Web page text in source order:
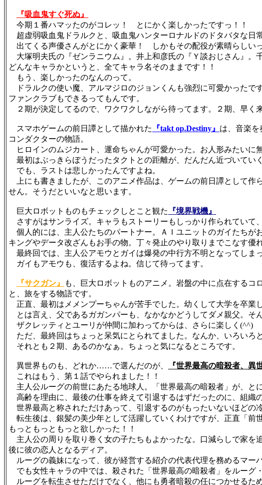
『吸血鬼すぐ死ぬ』
今期１番ハマッたのがコレッ！ とにかく楽しかったですっ！！
超虚弱吸血鬼ドラルクと、吸血鬼ハンターロナルドのドタバタな日
出てくる声優さんがとにかく豪華！ しかもその配役が素晴らしいっ
大塚明夫氏の『ゼンラニウム』。井上和彦氏の『Ｙ談おじさん』
どんなキャラかというと、全てキャラ名そのままです！！
もう、楽しかったのなんのって。
ドラルクの使い魔、アルマジロのジョンくんも強烈に可愛かったで
ファンクラブもできるってもんです。
２期が決定してるので、ワクワクしながら待ってます。２期、早く
スマホゲームの前日譚として描かれた 『takt op.Destiny』 は、音楽
コンダクターの物語。
ヒロインのムジカート、運命ちゃんが可愛かった。お人形みたいに
最初はぶっきらぼうだったタクトとの距離が、だんだん近づいて
でも、ラストは悲しかったんですよね。
上にも書きましたが、このアニメ作品は、ゲームの前日譚として作
せん。そうだといいなと思います。
巨大ロボットものもチェックしとこと観た
『境界戦機』
さすがはサンライズ。キャラもストーリーもしっかり作られていて
個人的には、主人公たちのパートナー。ＡＩユニットのガイたちが
キングやデータ改ざんもお手の物。丁々発止のやり取りまでこなす優れ
最終回では、主人公アモウとガイは爆発の中行方不明となってしま
ガイもアモウも、復活するよね。信じて待ってます。
『サクガン』
も、巨大ロボットものアニメ。岩盤の中に点在する
と、旅をする物語です。
正直、最初はメメンプーちゃんが苦手でした。幼くして大学を卒業
とは言え、父であるガガンパーも、なかなかどうしてダメ親父。そ
ザクレッティとユーリが仲間に加わってからは、さらに楽しく(^^)
ただ、最終回はちょっと呆気にとられてました。なんか、いろい
それとも２期、あるのかなぁ。ちょっと気になるところです。
異世界ものも、どれか……で選んだのが、
『世界最高の暗殺者、異
これはもう、第１話でやられました！！
主人公ルーグの前世にあたる地球人。「世界最高の暗殺者」が、と
高齢を理由に、最後の仕事を終えて引退するはずだったのに、組織
世界最高と称されただけあって、引退するのがもったいないほどの
転生後は、銀髪の美少年として活躍していくわけですが、正直「前
もっともっともっと欲しかった！！
主人公の周りを取り巻く女の子たちもよかったな。口減らしで家を
後に彼の恋人となるディア。
ルーグの義妹になって、彼が経営する紹介の代表代理を務めるマー
でも女性キャラの中では、殺された「世界最高の暗殺者」をルーグ
ルーグを転生させただけでなく、他にも勇者暗殺の任につかせるた